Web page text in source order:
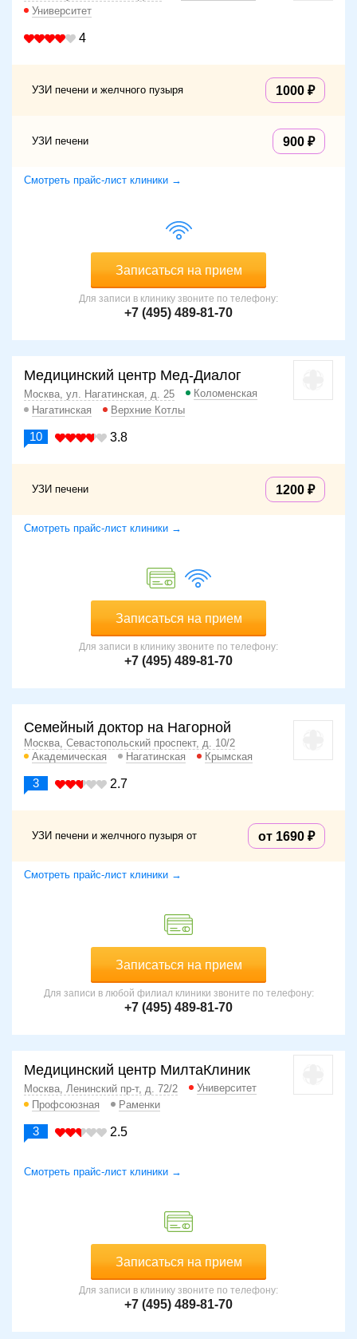
Университет
4
УЗИ печени и желчного пузыря 1000
УЗИ печени 900
Смотреть прайс-лист клиники →
Записаться на прием
Для записи в клинику звоните по телефону:
+7 (495) 489-81-70
Медицинский центр Мед-Диалог
Москва, ул. Нагатинская, д. 25
Коломенская
Нагатинская
Верхние Котлы
10 3.8
УЗИ печени 1200
Смотреть прайс-лист клиники →
Записаться на прием
Для записи в клинику звоните по телефону:
+7 (495) 489-81-70
Семейный доктор на Нагорной
Москва, Севастопольский проспект, д. 10/2
Академическая
Нагатинская Крымская
3 2.7
УЗИ печени и желчного пузыря от от 1690
Смотреть прайс-лист клиники →
Записаться на прием
Для записи в любой филиал клиники звоните по телефону:
+7 (495) 489-81-70
Медицинский центр МилтаКлиник
Москва, Ленинский пр-т, д. 72/2
Университет
Профсоюзная
Раменки
3 2.5
Смотреть прайс-лист клиники →
Записаться на прием
Для записи в клинику звоните по телефону:
+7 (495) 489-81-70